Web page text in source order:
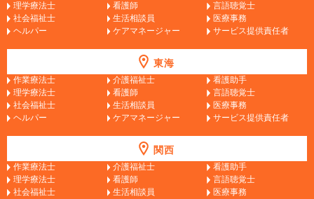
理学療法士
看護師
言語聴覚士
社会福祉士
生活相談員
医療事務
ヘルパー
ケアマネージャー サービス提供責任者
東海
作業療法士 介護福祉士
看護助手
理学療法士
看護師
言語聴覚士
社会福祉士
生活相談員
医療事務
ヘルパー
ケアマネージャー サービス提供責任者
関西
作業療法士 介護福祉士
看護助手
理学療法士
看護師
言語聴覚士
社会福祉士
生活相談員
医療事務